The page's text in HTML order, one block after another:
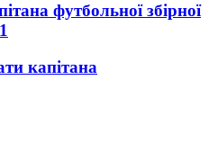
футбольної збірної
капітана